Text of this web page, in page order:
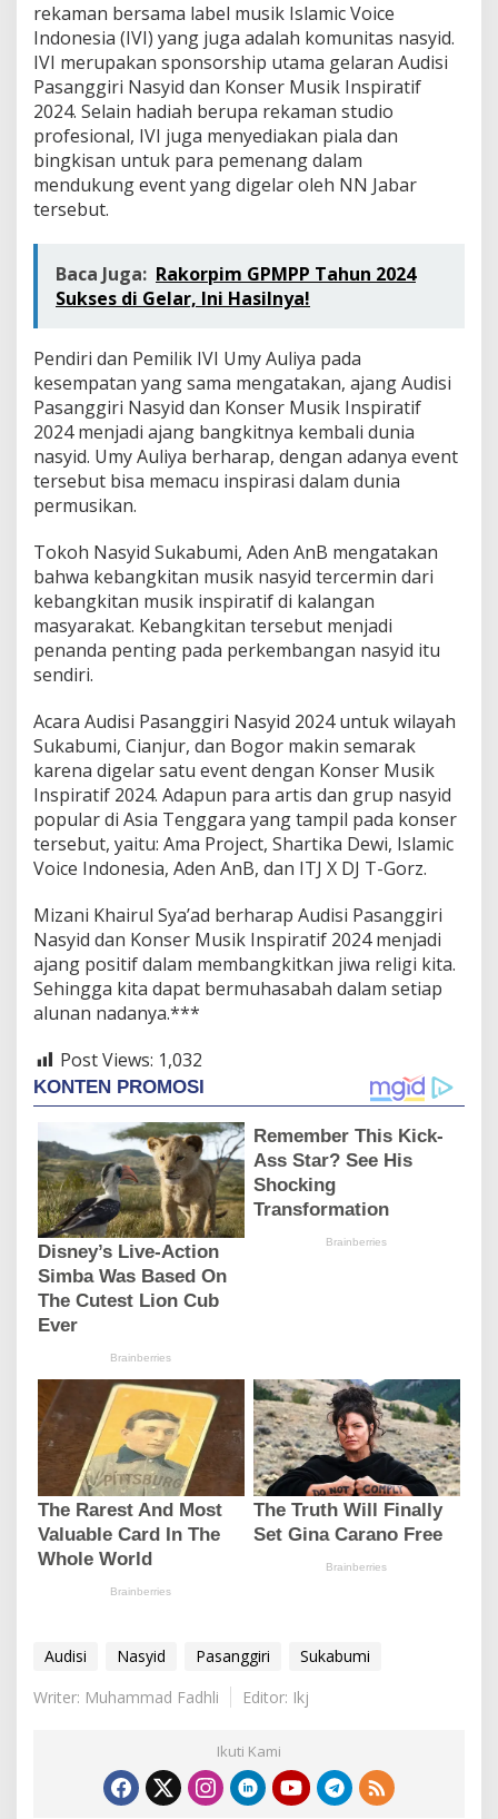
rekaman bersama label musik Islamic Voice
Indonesia (IVI) yang juga adalah komunitas nasyid.
IVI merupakan sponsorship utama gelaran Audisi
Pasanggiri Nasyid dan Konser Musik Inspiratif
2024. Selain hadiah berupa rekaman studio
profesional, IVI juga menyediakan piala dan
bingkisan untuk para pemenang dalam
mendukung event yang digelar oleh NN Jabar
tersebut.
Baca Juga: Rakorpim GPMPP Tahun 2024
Sukses di Gelar, Ini Hasilnya!
Pendiri dan Pemilik IVI Umy Auliya pada
kesempatan yang sama mengatakan, ajang Audisi
Pasanggiri Nasyid dan Konser Musik Inspiratif
2024 menjadi ajang bangkitnya kembali dunia
nasyid. Umy Auliya berharap, dengan adanya event
tersebut bisa memacu inspirasi dalam dunia
permusikan.
Tokoh Nasyid Sukabumi, Aden AnB mengatakan
bahwa kebangkitan musik nasyid tercermin dari
kebangkitan musik inspiratif di kalangan
masyarakat. Kebangkitan tersebut menjadi
penanda penting pada perkembangan nasyid itu
sendiri.
Acara Audisi Pasanggiri Nasyid 2024 untuk wilayah
Sukabumi, Cianjur, dan Bogor makin semarak
karena digelar satu event dengan Konser Musik
Inspiratif 2024. Adapun para artis dan grup nasyid
popular di Asia Tenggara yang tampil pada konser
tersebut, yaitu: Ama Project, Shartika Dewi, Islamic
Voice Indonesia, Aden AnB, dan ITJ X DJ T-Gorz.
Mizani Khairul Sya’ad berharap Audisi Pasanggiri
Nasyid dan Konser Musik Inspiratif 2024 menjadi
ajang positif dalam membangkitkan jiwa religi kita.
Sehingga kita dapat bermuhasabah dalam setiap
alunan nadanya.***
Post Views: 1,032
Audisi Nasyid Pasanggiri
Sukabumi
Writer: Muhammad Fadhli
Editor: Ikj
Ikuti Kami